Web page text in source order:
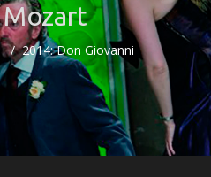
2014: Don Giovanni